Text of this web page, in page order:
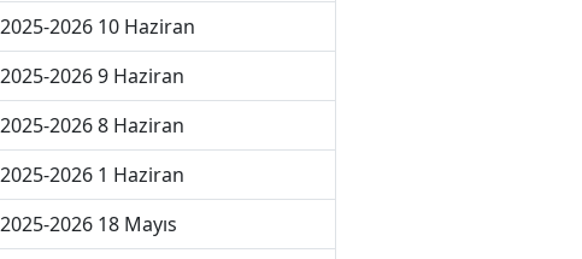
2025-2026 10 Haziran
2025-2026 9 Haziran
2025-2026 8 Haziran
2025-2026 1 Haziran
2025-2026 18 Mayıs